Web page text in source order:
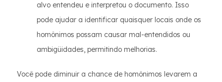
alvo entendeu e interpretou o documento. Isso
pode ajudar a identificar quaisquer locais onde os
homônimos possam causar mal-entendidos ou
ambigüidades, permitindo melhorias.
Você pode diminuir a chance de homônimos levarem a